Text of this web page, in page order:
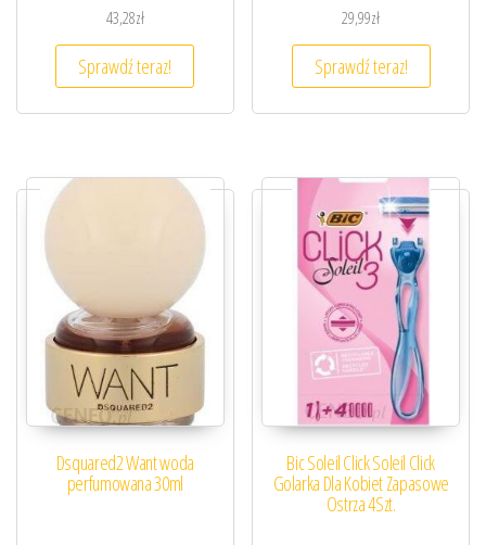
43,28zł
Sprawdź teraz!
29,99zł
Sprawdź teraz!
Dsquared2 Want woda
perfumowana 30ml
Bic Soleil Click Soleil Click
Golarka Dla Kobiet Zapasowe
Ostrza 4Szt.